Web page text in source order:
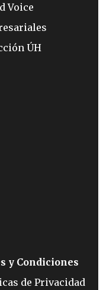
Voice
ÚH
y Condiciones
de Privacidad